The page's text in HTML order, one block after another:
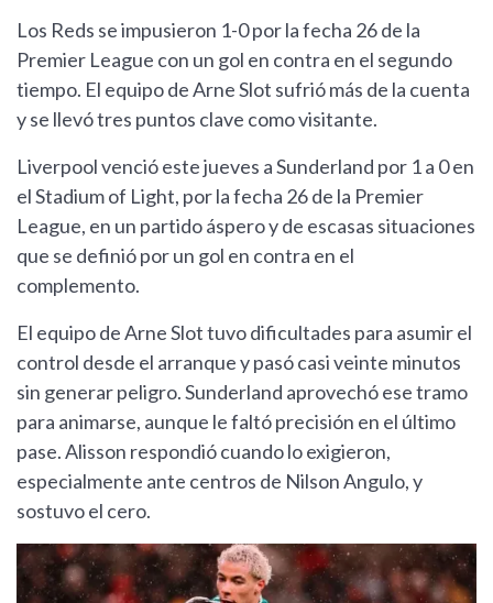
Los Reds se impusieron 1-0 por la fecha 26 de la
Premier League con un gol en contra en el segundo
tiempo. El equipo de Arne Slot sufrió más de la cuenta
y se llevó tres puntos clave como visitante.
Liverpool venció este jueves a Sunderland por 1 a 0 en
el Stadium of Light, por la fecha 26 de la Premier
League, en un partido áspero y de escasas situaciones
que se definió por un gol en contra en el
complemento.
El equipo de Arne Slot tuvo dificultades para asumir el
control desde el arranque y pasó casi veinte minutos
sin generar peligro. Sunderland aprovechó ese tramo
para animarse, aunque le faltó precisión en el último
pase. Alisson respondió cuando lo exigieron,
especialmente ante centros de Nilson Angulo, y
sostuvo el cero.